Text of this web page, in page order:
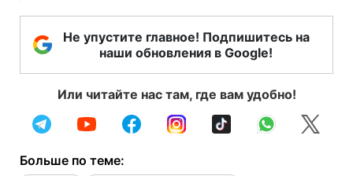
Не упустите главное! Подпишитесь на
наши обновления в Google!
Или читайте нас там, где вам удобно!
Больше по теме: